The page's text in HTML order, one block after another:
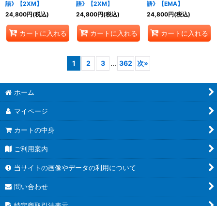
語》【2XM】
24,800円(税込)
カートに入れる
語》【2XM】
24,800円(税込)
カートに入れる
語》【EMA】
24,800円(税込)
カートに入れる
1 2 3 ... 362 次»
ホーム
マイページ
カートの中身
ご利用案内
当サイトの画像やデータの利用について
問い合わせ